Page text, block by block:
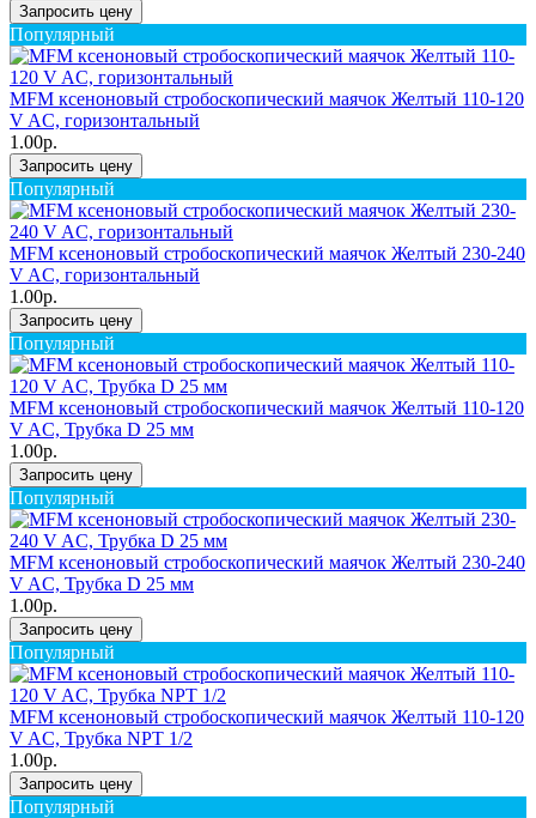
Запросить цену
Популярный
MFM ксеноновый стробоскопический маячок Желтый 110-120
V AC, горизонтальный
1.00р.
Запросить цену
Популярный
MFM ксеноновый стробоскопический маячок Желтый 230-240
V AC, горизонтальный
1.00р.
Запросить цену
Популярный
MFM ксеноновый стробоскопический маячок Желтый 110-120
V AC, Трубка D 25 мм
1.00р.
Запросить цену
Популярный
MFM ксеноновый стробоскопический маячок Желтый 230-240
V AC, Трубка D 25 мм
1.00р.
Запросить цену
Популярный
MFM ксеноновый стробоскопический маячок Желтый 110-120
V AC, Трубка NPT 1/2
1.00р.
Запросить цену
Популярный